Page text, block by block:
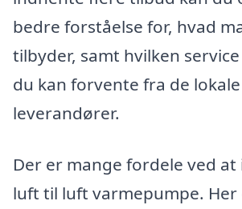
bedre forståelse for, hvad
tilbyder, samt hvilken
du kan forvente fra de lokale
leverandører.
Der er mange fordele ved at
luft til luft varmepumpe. Her